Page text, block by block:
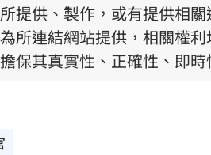
提供、製作，或有提供相
所連結網站提供，相關權
保其真實性、正確性、即時
作權不屬於三立集團所有